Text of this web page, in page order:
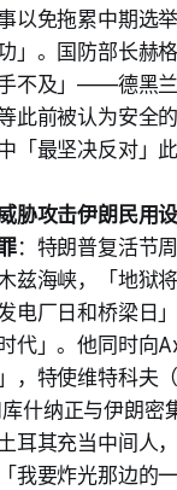
以免拖累中期选
」。国防部长赫
不及」——德黑兰
此前被认为安全
「最坚决反对」此
胁攻击伊朗民用
：特朗普复活节
兹海峡，「地狱
电厂日和桥梁日
代」。他同时向
，特使维特科夫
什纳正与伊朗密
耳其充当中间人
我要炸光那边的